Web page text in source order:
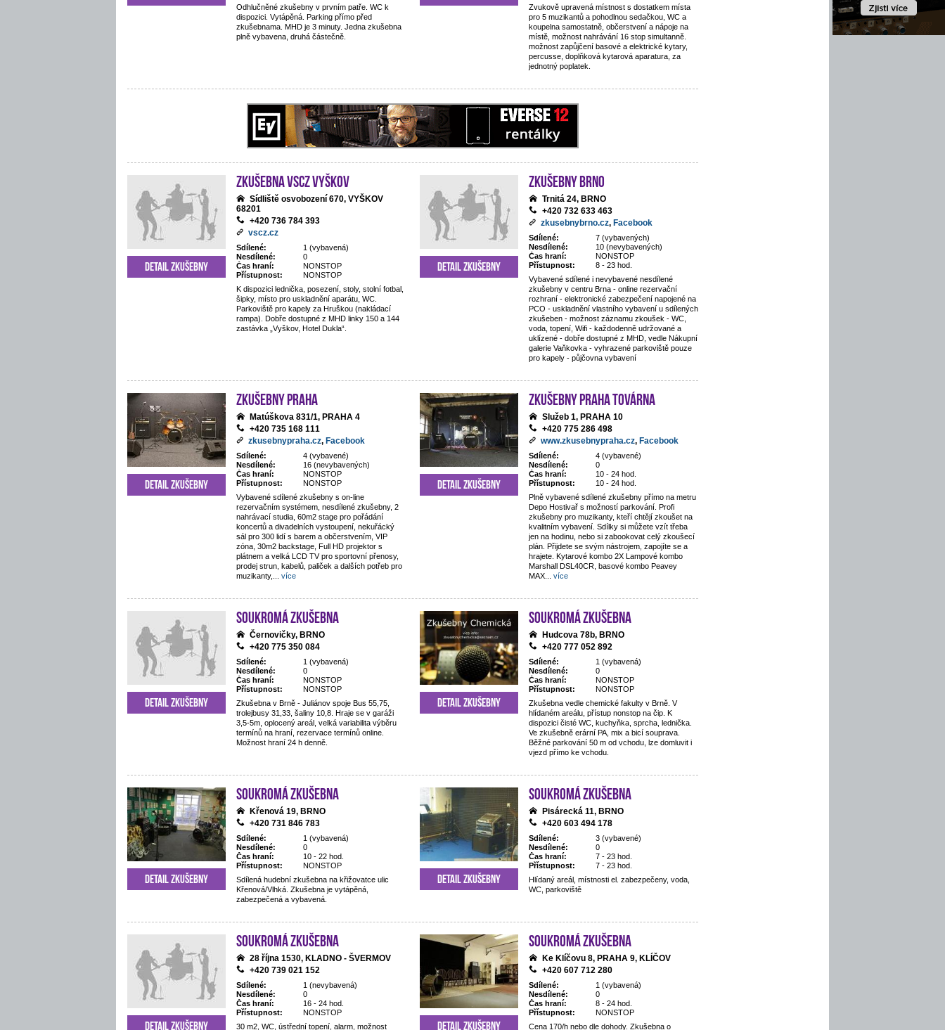
Odhlučněné zkušebny v prvním patře. WC k
dispozici. Vytápěná. Parking přímo před
zkušebnama. MHD je 3 minuty. Jedna zkušebna
plně vybavena, druhá částečně.
Zvukově upravená místnost s dostatkem místa
pro 5 muzikantů a pohodlnou sedačkou, WC a
koupelna samostatně, občerstvení a nápoje na
místě, možnost nahrávání 16 stop simultanně.
možnost zapůjčení basové a elektrické kytary,
percusse, doplňková kytarová aparatura, za
jednotný poplatek.
Zkušebna VSCZ Vyškov
Sídliště osvobození 670, VYŠKOV
68201
+420 736 784 393
vscz.cz
Sdílené:
1 (vybavená)
Nesdílené:
0
Čas hraní:
NONSTOP
Přístupnost:
NONSTOP
K dispozici lednička, posezení, stoly, stolní fotbal,
šipky, místo pro uskladnění aparátu, WC.
Parkoviště pro kapely za Hruškou (nakládací
rampa). Dobře dostupné z MHD linky 150 a 144
zastávka „Vyškov, Hotel Dukla“.
Detail zkušebny
Zkušebny Brno
Trnitá 24, BRNO
+420 732 633 463
zkusebnybrno.cz, Facebook
Sdílené:
7 (vybavených)
Nesdílené:
10 (nevybavených)
Čas hraní:
NONSTOP
Přístupnost:
8 - 23 hod.
Vybavené sdílené i nevybavené nesdílené
zkušebny v centru Brna - online rezervační
rozhraní - elektronické zabezpečení napojené na
PCO - uskladnění vlastního vybavení u sdílených
zkušeben - možnost záznamu zkoušek - WC,
voda, topení, Wifi - každodenně udržované a
uklízené - dobře dostupné z MHD, vedle Nákupní
galerie Vaňkovka - vyhrazené parkoviště pouze
pro kapely - půjčovna vybavení
Detail zkušebny
Zkušebny Praha
Matúškova 831/1, PRAHA 4
+420 735 168 111
zkusebnypraha.cz, Facebook
Sdílené:
4 (vybavené)
Nesdílené:
16 (nevybavených)
Čas hraní:
NONSTOP
Přístupnost:
NONSTOP
Vybavené sdílené zkušebny s on-line
rezervačním systémem, nesdílené zkušebny, 2
nahrávací studia, 60m2 stage pro pořádání
koncertů a divadelních vystoupení, nekuřácký
sál pro 300 lidí s barem a občerstvením, VIP
zóna, 30m2 backstage, Full HD projektor s
plátnem a velká LCD TV pro sportovní přenosy,
prodej strun, kabelů, paliček a dalších potřeb pro
muzikanty,
více
Detail zkušebny
Zkušebny Praha Továrna
Služeb 1, PRAHA 10
+420 775 286 498
www.zkusebnypraha.cz, Facebook
Sdílené:
4 (vybavené)
Nesdílené:
0
Čas hraní:
10 - 24 hod.
Přístupnost:
10 - 24 hod.
Plně vybavené sdílené zkušebny přímo na metru
Depo Hostivař s možností parkování. Profi
zkušebny pro muzikanty, kteří chtějí zkoušet na
kvalitním vybavení. Sdílky si můžete vzít třeba
jen na hodinu, nebo si zabookovat celý zkoušecí
plán. Přijdete se svým nástrojem, zapojíte se a
hrajete. Kytarové kombo 2X Lampové kombo
Marshall DSL40CR, basové kombo Peavey
MAX
více
Detail zkušebny
Soukromá zkušebna
Černovičky, BRNO
+420 775 350 084
Sdílené:
1 (vybavená)
Nesdílené:
0
Čas hraní:
NONSTOP
Přístupnost:
NONSTOP
Zkušebna v Brně - Juliánov spoje Bus 55,75,
trolejbusy 31,33, šaliny 10,8. Hraje se v garáži
3,5-5m, oplocený areál, velká variabilita výběru
termínů na hraní, rezervace termínů online.
Možnost hraní 24 h denně.
Detail zkušebny
Soukromá zkušebna
Hudcova 78b, BRNO
+420 777 052 892
Sdílené:
1 (vybavená)
Nesdílené:
0
Čas hraní:
NONSTOP
Přístupnost:
NONSTOP
Zkušebna vedle chemické fakulty v Brně. V
hlídaném areálu, přístup nonstop na čip. K
dispozici čisté WC, kuchyňka, sprcha, lednička.
Ve zkušebně erární PA, mix a bicí souprava.
Běžné parkování 50 m od vchodu, lze domluvit i
vjezd přímo ke vchodu.
Detail zkušebny
Soukromá zkušebna
Křenová 19, BRNO
+420 731 846 783
Sdílené:
1 (vybavená)
Nesdílené:
0
Čas hraní:
10 - 22 hod.
Přístupnost:
NONSTOP
Sdílená hudební zkušebna na křižovatce ulic
Křenová/Vlhká. Zkušebna je vytápěná,
zabezpečená a vybavená.
Detail zkušebny
Soukromá zkušebna
Pisárecká 11, BRNO
+420 603 494 178
Sdílené:
3 (vybavené)
Nesdílené:
0
Čas hraní:
7 - 23 hod.
Přístupnost:
7 - 23 hod.
Hlídaný areál, místnosti el. zabezpečeny, voda,
WC, parkoviště
Detail zkušebny
Soukromá zkušebna
28 října 1530, KLADNO - ŠVERMOV
+420 739 021 152
Sdílené:
1 (nevybavená)
Nesdílené:
0
Čas hraní:
16 - 24 hod.
Přístupnost:
NONSTOP
30 m2, WC, ústřední topení, alarm, možnost
Detail zkušebny
Soukromá zkušebna
Ke Klíčovu 8, PRAHA 9, KLÍČOV
+420 607 712 280
Sdílené:
1 (vybavená)
Nesdílené:
0
Čas hraní:
8 - 24 hod.
Přístupnost:
NONSTOP
Cena 170/h nebo dle dohody. Zkušebna o
Detail zkušebny